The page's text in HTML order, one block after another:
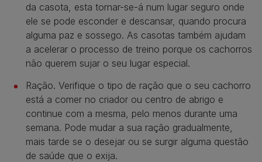
da casota, esta tornar-se-á num lugar seguro onde
ele se pode esconder e descansar, quando procura
alguma paz e sossego. As casotas também ajudam
a acelerar o processo de treino porque os cachorros
não querem sujar o seu lugar especial.
Ração. Verifique o tipo de ração que o seu cachorro
está a comer no criador ou centro de abrigo e
continue com a mesma, pelo menos durante uma
semana. Pode mudar a sua ração gradualmente,
mais tarde se o desejar ou se surgir alguma questão
de saúde que o exija.